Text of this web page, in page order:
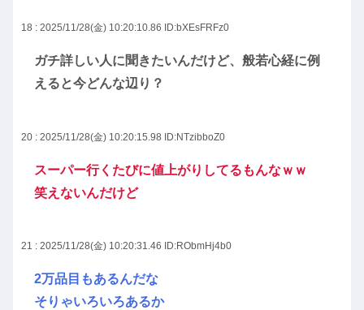
18 : 2025/11/28(金) 10:20:10.86 ID:bXEsFRFz0
ガチ詳しい人に聞きたいんだけど、般若心経に例
えると今どんな辺り？
20 : 2025/11/28(金) 10:20:15.98 ID:NTzibboZ0
スーパー行くたびに値上がりしてるもんなｗｗ
笑えないんだけど
21 : 2025/11/28(金) 10:20:31.46 ID:RObmHj4b0
2万品目もあるんだな
そりゃいろいろあるか